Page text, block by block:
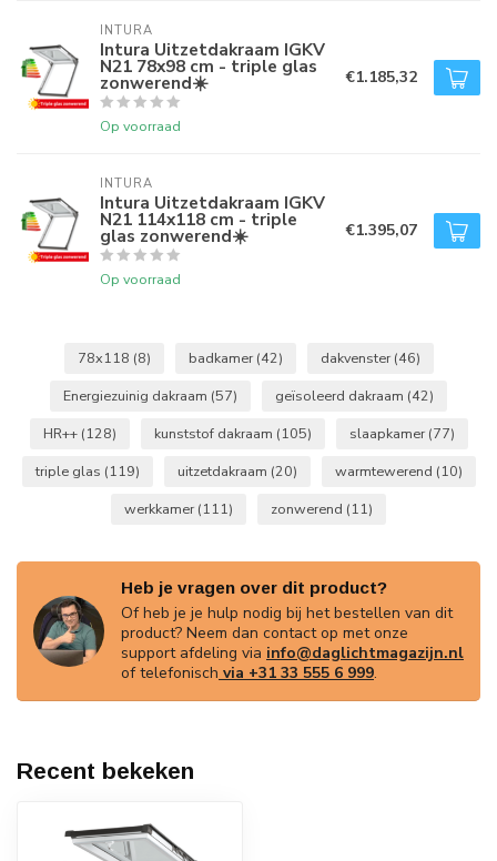
INTURA
Intura Uitzetdakraam IGKV
N21 78x98 cm - triple glas
zonwerend☀️
Op voorraad
€1.185,32
INTURA
Intura Uitzetdakraam IGKV
N21 114x118 cm - triple
glas zonwerend☀️
Op voorraad
€1.395,07
78x118 (8) badkamer (42) dakvenster (46)
Energiezuinig dakraam (57) geïsoleerd dakraam (42)
HR++ (128) kunststof dakraam (105) slaapkamer (77)
triple glas (119) uitzetdakraam (20) warmtewerend (10)
werkkamer (111) zonwerend (11)
Heb je vragen over dit product?
Of heb je je hulp nodig bij het bestellen van dit
product? Neem dan contact op met onze
support afdeling via info@daglichtmagazijn.nl
of telefonisch via +31 33 555 6 999.
Recent bekeken